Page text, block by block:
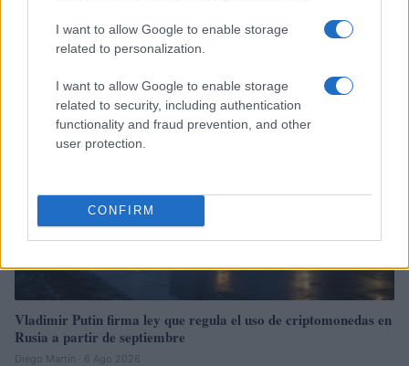
I want to allow Google to enable storage
related to personalization.
I want to allow Google to enable storage
related to security, including authentication
functionality and fraud prevention, and other
user protection.
CONFIRM
Marta Ruiz · 6 Ago 2026
Vladimir Putin firma ley que regula el uso de criptomonedas en
Rusia a partir de septiembre
Diego Martín · 6 Ago 2026